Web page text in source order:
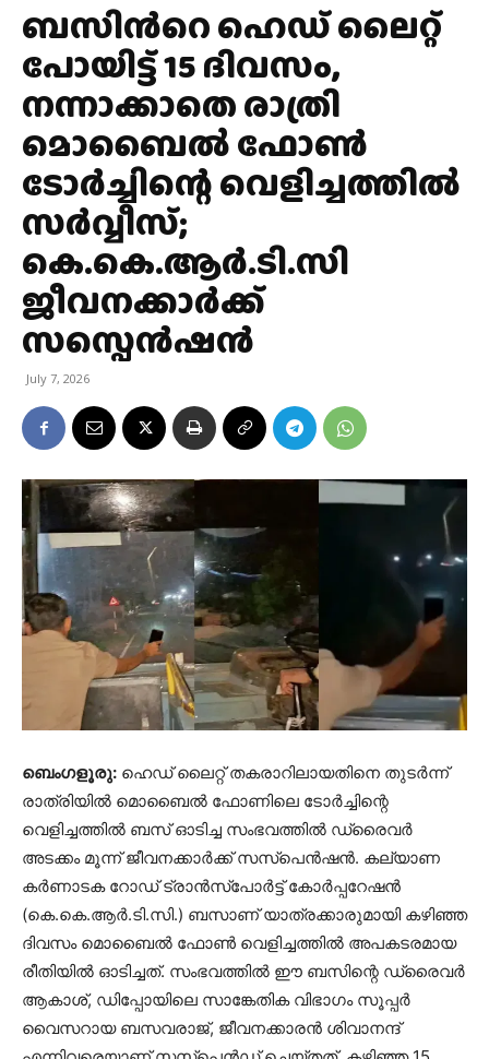
ബസിന്‍റെ ഹെഡ് ലൈറ്റ്
പോയിട്ട് 15 ദിവസം,
നന്നാക്കാതെ രാത്രി
മൊബൈൽ ഫോൺ
ടോർച്ചിന്റെ വെളിച്ചത്തിൽ
സർവ്വീസ്;
കെ.കെ.ആർ.ടി.സി
ജീവനക്കാർക്ക്
സസ്പെൻഷൻ
July 7, 2026
ബെംഗളൂരു: ഹെഡ് ലൈറ്റ് തകരാറിലായതിനെ തുടർന്ന്
രാത്രിയിൽ മൊബൈൽ ഫോണിലെ ടോർച്ചിന്റെ
വെളിച്ചത്തിൽ ബസ് ഓടിച്ച സംഭവത്തിൽ ഡ്രൈവർ
അടക്കം മൂന്ന് ജീവനക്കാർക്ക് സസ്‌പെൻഷൻ. കല്യാണ
കർണാടക റോഡ് ട്രാൻസ്‌പോർട്ട് കോർപ്പറേഷൻ
(കെ.കെ.ആർ.ടി.സി.) ബസാണ് യാത്രക്കാരുമായി കഴിഞ്ഞ
ദിവസം മൊബൈൽ ഫോൺ വെളിച്ചത്തിൽ അപകടരമായ
രീതിയിൽ ഓടിച്ചത്. സംഭവത്തിൽ ഈ ബസിന്റെ ഡ്രൈവർ
ആകാശ്, ഡിപ്പോയിലെ സാങ്കേതിക വിഭാഗം സൂപ്പർ
വൈസറായ ബസവരാജ്, ജീവനക്കാരൻ ശിവാനന്ദ്